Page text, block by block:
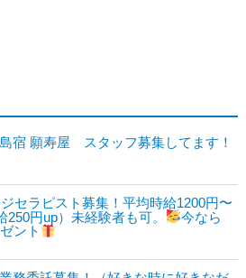
宿 願寿屋 スタッフ募集してます！
セラピスト募集！平均時給1200円〜
250円up）未経験者も可。
今なら
ント